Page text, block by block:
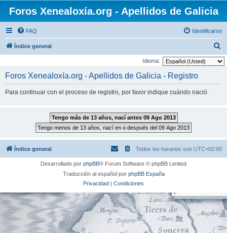
Foros Xenealoxía.org - Apellidos de Galicia
FAQ Identificarse
Índice general
u
Idioma:
Foros Xenealoxía.org - Apellidos de Galicia - Registro
Para continuar con el proceso de registro, por favor indique cuándo nació.
Índice general Todos los horarios son UTC+02:00
Desarrollado por phpBB® Forum Software © phpBB Limited
Traducción al español por phpBB España
Privacidad | Condiciones